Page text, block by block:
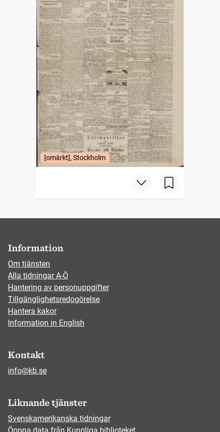
[omärkt], Stockholm
Information
Om tjänsten
Alla tidningar A-Ö
Hantering av personuppgifter
Tillgänglighetsredogörelse
Hantera kakor
Information in English
Kontakt
info@kb.se
Liknande tjänster
Svenskamerikanska tidningar